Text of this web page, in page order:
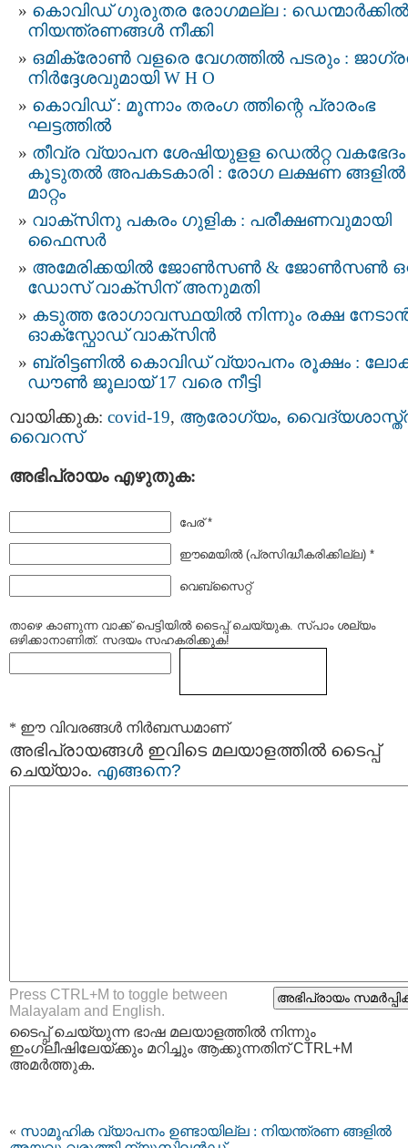
കൊവിഡ് ഗുരുതര രോഗമല്ല : ഡെന്മാർക്കിൽ
നിയന്ത്രണങ്ങള്‍ നീക്കി
ഒമിക്രോൺ വളരെ വേഗത്തിൽ പടരും :
നിര്‍ദ്ദേശവുമായി W H O
കൊവിഡ് : മൂന്നാം തരംഗ ത്തിന്റെ പ്രാരംഭ
ഘട്ടത്തില്‍
തീവ്ര വ്യാപന ശേഷിയുളള ഡെല്‍റ്റ വകഭേദം
കൂടുതല്‍ അപകടകാരി : രോഗ ലക്ഷണ ങ്ങളില്‍
മാറ്റം
വാക്സിനു പകരം ഗുളിക : പരീക്ഷണവുമായി
ഫൈസര്‍
അമേരിക്കയില്‍ ജോണ്‍സണ്‍ & ജോണ്‍സണ്‍
ഡോസ് വാക്സിന് അനുമതി
കടുത്ത രോഗാവസ്ഥയില്‍ നിന്നും രക്ഷ
ഓക്സ്ഫോഡ് വാക്സിന്‍
ബ്രിട്ടണില്‍ കൊവിഡ്​ വ്യാപനം രൂക്ഷം :
ഡൗണ്‍ ജൂലായ് 17 വരെ നീട്ടി
വായിക്കുക: covid-19, ആരോഗ്യം,
വൈറസ്
അഭിപ്രായം എഴുതുക:
പേര് *
ഈമെയില്‍ (പ്രസിദ്ധീകരിക്കില്ല) *
വെബ്സൈറ്റ്
താഴെ കാണുന്ന വാക്ക് പെട്ടിയില്‍ ടൈപ്പ്‌ ചെയ്യുക. സ്പാം ശല്യം
ഒഴിക്കാനാണിത്. സദയം സഹകരിക്കുക!
* ഈ വിവരങ്ങള്‍ നിര്‍ബന്ധമാണ്
അഭിപ്രായങ്ങള്‍ ഇവിടെ മലയാളത്തില്‍ ടൈപ്പ്
ചെയ്യാം. എങ്ങനെ?
Press CTRL+M to toggle between
Malayalam and English.
ടൈപ്പ്‌ ചെയ്യുന്ന ഭാഷ മലയാളത്തില്‍ നിന്നും
ഇംഗ്ലീഷിലേയ്ക്കും മറിച്ചും ആക്കുന്നതിന് CTRL+M
അമര്‍ത്തുക.
« സാമൂഹിക വ്യാപനം ഉണ്ടായില്ല : നിയന്ത്രണ ങ്ങളില്‍